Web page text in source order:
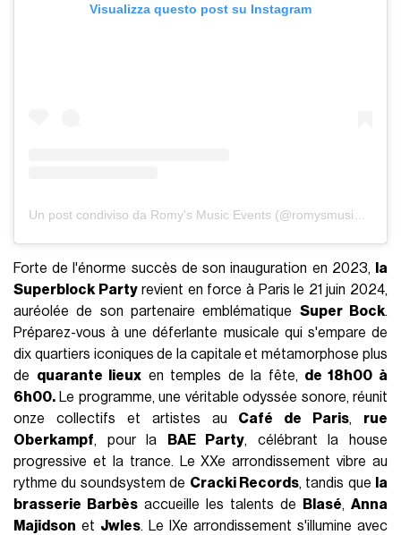
Visualizza questo post su Instagram
Un post condiviso da Romy's Music Events (@romysmusicevents)
Forte de l'énorme succès de son inauguration en 2023,
la
Superblock Partyrevient en force à Paris le 21 juin 2024,
auréolée de son partenaire emblématique Super Bock.
Préparez-vous à une déferlante musicale qui s'empare de
dix quartiers iconiques de la capitale et métamorphose plus
de quarante lieux en temples de la fête, de 18h00 à
6h00. Le programme, une véritable odyssée sonore, réunit
onze collectifs et artistes au Café de Paris, rue
Oberkampf, pour la BAE Party, célébrant la house
progressive et la trance. Le XXe arrondissement vibre au
rythme du soundsystem de Cracki Records, tandis que
la
brasserie Barbès accueille les talents de Blasé, Anna
Majidson et Jwles. Le IXe arrondissement s'illumine avec